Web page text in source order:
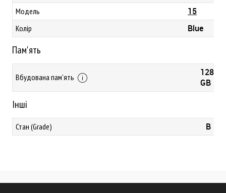
Модель 15
Колір Blue
Пам'ять
Вбудована пам'ять
128
GB
Інші
Стан (Grade) B